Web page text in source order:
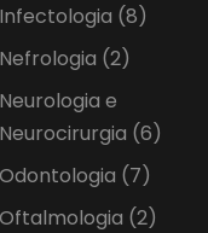
Infectologia (8)
Nefrologia (2)
Neurologia e
Neurocirurgia (6)
Odontologia (7)
Oftalmologia (2)